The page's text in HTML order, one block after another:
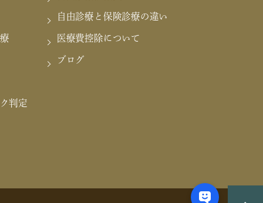
判定
自由診療と保険診療の違い
医療費控除について
ブログ